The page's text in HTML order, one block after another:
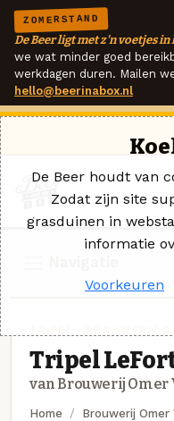
ZOMERSTAND
De Beer ligt met z'n voetjes in
we wat minder goed
werkdagen duren. Mailen
hello@beerinabox.nl
Tripel
van Brouwerij Omer
Home
Brouwerij Omer
De Beer houdt van
Zodat zijn site
grasduinen in
informatie
Voorkeuren